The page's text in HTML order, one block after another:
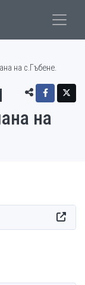
на с.Гъбене.
на